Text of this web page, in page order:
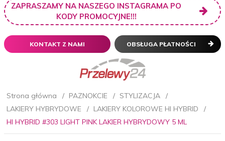
ZAPRASZAMY NA NASZEGO INSTAGRAMA PO
KODY PROMOCYJNE!!!
KONTAKT Z NAMI OBSŁUGA PŁATNOŚCI
Strona główna PAZNOKCIE
STYLIZACJA
LAKIERY HYBRYDOWE
LAKIERY KOLOROWE HI HYBRID
HI HYBRID #303 LIGHT PINK LAKIER HYBRYDOWY 5 ML